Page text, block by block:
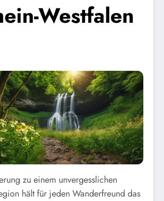
Westfalen
zu einem unvergesslichen
hält für jeden Wanderfreund das